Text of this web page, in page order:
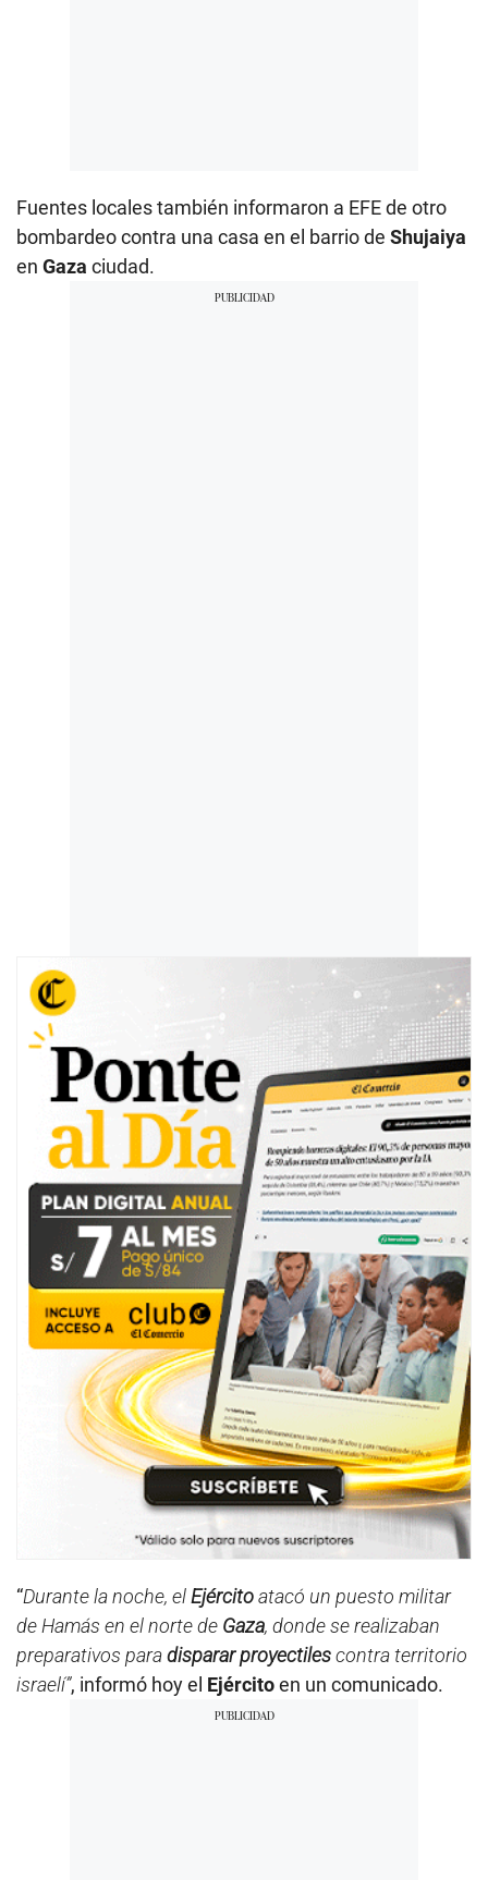
Fuentes locales también informaron a EFE de otro
bombardeo contra una casa en el barrio de Shujaiya
en Gaza ciudad.
“Durante la noche, elEjércitoatacó un puesto militar
de Hamás en el norte de Gaza, donde se realizaban
preparativos paradisparar proyectilescontra territorio
israelí”, informó hoy el Ejércitoen un comunicado.